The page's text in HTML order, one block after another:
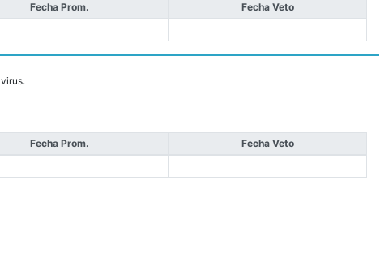
Fecha Prom.
Fecha Veto
Fecha Prom.
Fecha Veto